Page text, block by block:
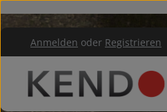
Hauptinhalt springen
Zur Hauptnavigation springen
Anmelden oder Registrieren